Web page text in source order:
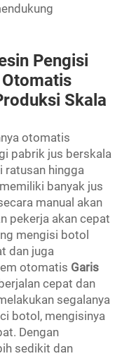
Pengisi
Skala
otomatis
pabrik jus berskala
ratusan hingga
banyak jus
manual akan
pekerja akan cepat
mengisi botol
dan juga
otomatis Garis
cepat dan
segalanya
botol, mengisinya
Dengan
sedikit dan